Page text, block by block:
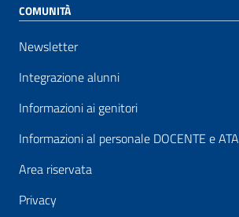
COMUNITÀ
Newsletter
Integrazione alunni
Informazioni ai genitori
Informazioni al personale DOCENTE e ATA
Area riservata
Privacy